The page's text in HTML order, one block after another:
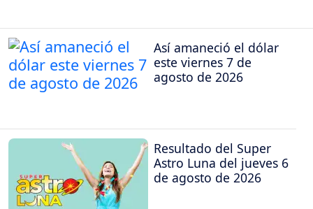
Así amaneció el dólar
este viernes 7 de
agosto de 2026
Resultado del Super
Astro Luna del jueves 6
de agosto de 2026